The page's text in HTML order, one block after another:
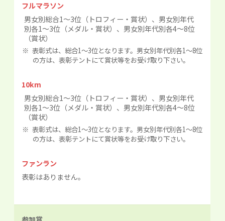
フルマラソン
男女別総合1～3位（トロフィー・賞状）、男女別年代
別各1～3位（メダル・賞状）、男女別年代別各4～8位
（賞状）
表彰式は、総合1～3位となります。男女別年代別各1～8位
の方は、表彰テントにて賞状等をお受け取り下さい。
10km
男女別総合1～3位（トロフィー・賞状）、男女別年代
別各1～3位（メダル・賞状）、男女別年代別各4～8位
（賞状）
表彰式は、総合1～3位となります。男女別年代別各1～8位
の方は、表彰テントにて賞状等をお受け取り下さい。
ファンラン
表彰はありません。